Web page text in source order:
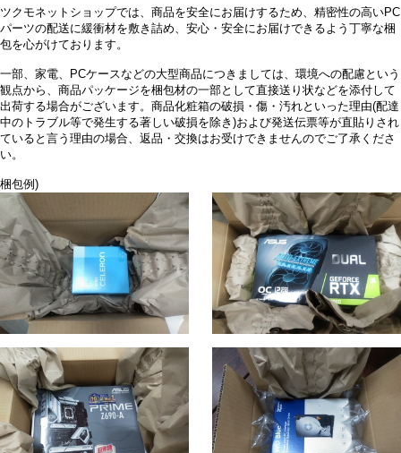
ツクモネットショップでは、商品を安全にお届けするため、精密性の高いPC
パーツの配送に緩衝材を敷き詰め、安心・安全にお届けできるよう丁寧な梱
包を心がけております。
一部、家電、PCケースなどの大型商品につきましては、環境への配慮という
観点から、商品パッケージを梱包材の一部として直接送り状などを添付して
出荷する場合がございます。商品化粧箱の破損・傷・汚れといった理由(配達
中のトラブル等で発生する著しい破損を除き)および発送伝票等が直貼りされ
ていると言う理由の場合、返品・交換はお受けできませんのでご了承くださ
い。
梱包例)